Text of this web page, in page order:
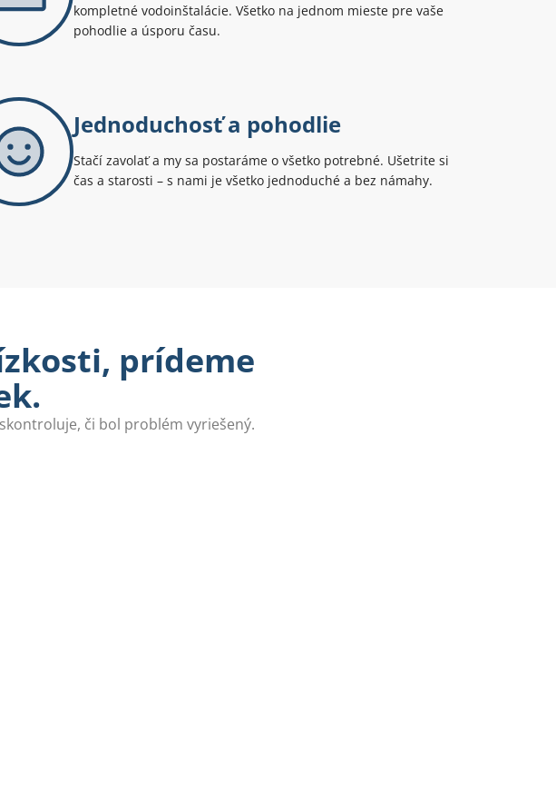
kompletné vodoinštalácie. Všetko na jednom mieste pre vaše
pohodlie a úsporu času.
Jednoduchosť a pohodlie
Stačí zavolať a my sa postaráme o všetko potrebné. Ušetrite si
čas a starosti – s nami je všetko jednoduché a bez námahy.
prídeme
či bol problém vyriešený.